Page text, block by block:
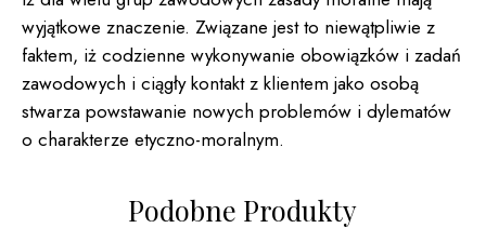
wyjątkowe znaczenie. Związane jest to niewątpliwie z
faktem, iż codzienne wykonywanie obowiązków i zadań
zawodowych i ciągły kontakt z klientem jako osobą
stwarza powstawanie nowych problemów i dylematów
o charakterze etyczno-moralnym.
Podobne Produkty